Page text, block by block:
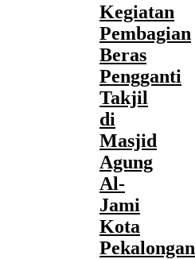
Kegiatan
Pembagian
Beras
Pengganti
Takjil
di
Masjid
Agung
Al-
Jami
Kota
Pekalongan